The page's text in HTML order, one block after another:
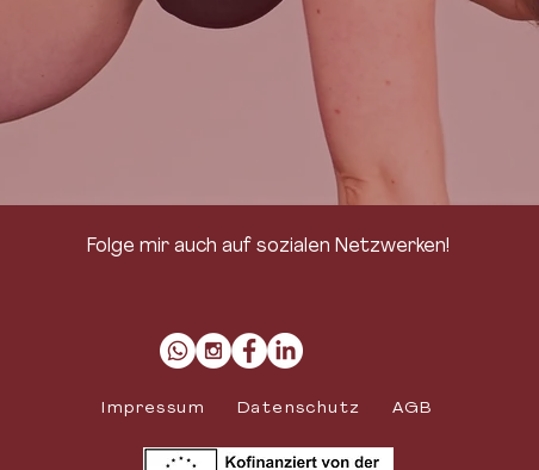
Folge mir auch auf sozialen Netzwerken!
Impressum Datenschutz AGB